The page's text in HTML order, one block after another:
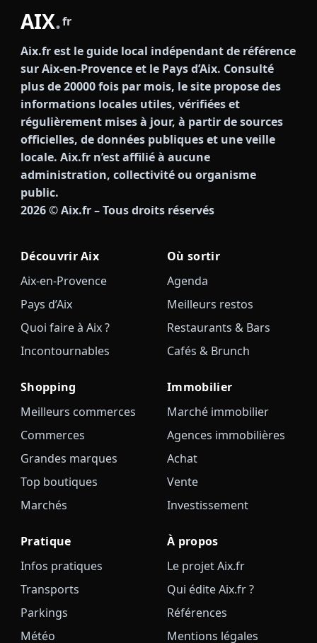
AIX.fr
Aix.fr est le guide local indépendant de référence
sur Aix-en-Provence et le Pays d’Aix. Consulté
plus de 20000 fois par mois, le site propose des
informations locales utiles, vérifiées et
régulièrement mises à jour, à partir de sources
officielles, de données publiques et une veille
locale. Aix.fr n’est affilié à aucune
administration, collectivité ou organisme
public.
2026© Aix.fr – Tous droits réservés
Découvrir Aix
Aix-en-Provence
Pays d’Aix
Quoi faire à Aix ?
Incontournables
Où sortir
Agenda
Meilleurs restos
Restaurants & Bars
Cafés & Brunch
Shopping
Meilleurs commerces
Commerces
Grandes marques
Top boutiques
Marchés
Immobilier
Marché immobilier
Agences immobilières
Achat
Vente
Investissement
Pratique
Infos pratiques
Transports
Parkings
Météo
À propos
Le projet Aix.fr
Qui édite Aix.fr ?
Références
Mentions légales